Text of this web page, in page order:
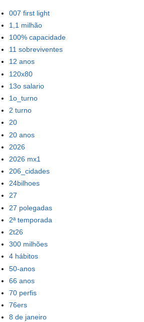
007 first light
1,1 milhão
100% capacidade
11 sobreviventes
12 anos
120x80
13o salario
1o_turno
2 turno
20
20 anos
2026
2026 mx1
206_cidades
24bilhoes
27
27 polegadas
2ª temporada
2t26
300 milhões
4 hábitos
50-anos
66 anos
70 perfis
76ers
8 de janeiro